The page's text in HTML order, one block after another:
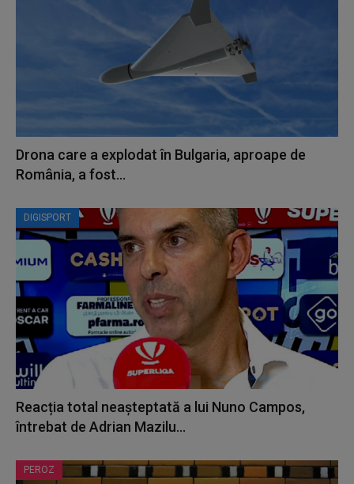
Drona care a explodat în Bulgaria, aproape de
România, a fost...
DIGISPORT
Reacția total neașteptată a lui Nuno Campos,
întrebat de Adrian Mazilu...
PEROZ